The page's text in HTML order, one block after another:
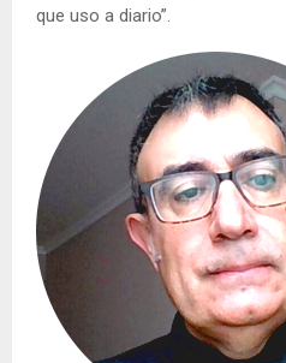
que uso a diario”.